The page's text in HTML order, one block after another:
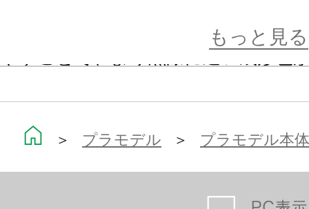
ンナーには製品素材に光沢度の高い
あえて「上級者向けプラキット」と
もっと見る
＞ プラモデル ＞ プラモデル本体